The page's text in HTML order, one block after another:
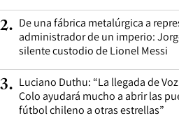
2. De una fábrica metalúrgica a
administrador de un imperio:
silente custodio de Lionel Messi
3. Luciano Duthu: “La llegada de
Colo ayudará mucho a abrir las
fútbol chileno a otras estrellas”